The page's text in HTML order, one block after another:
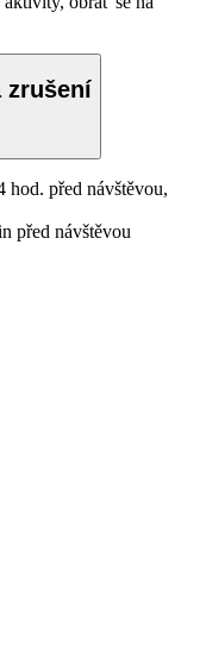
zrušení
hod. před návštěvou,
před návštěvou